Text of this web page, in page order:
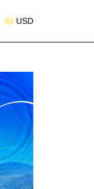
USD